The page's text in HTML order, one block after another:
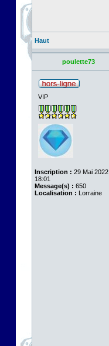
Haut
poulette73
VIP
Inscription : 29 Mai 2022,
18:01
Message(s) : 650
Localisation : Lorraine